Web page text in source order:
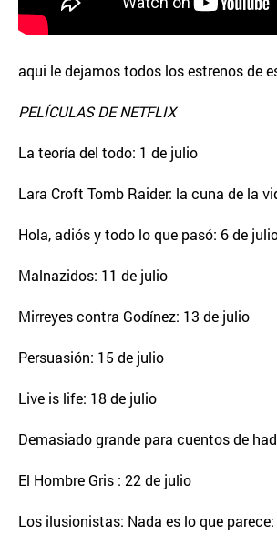
aqui le dejamos todos los estrenos de
PELÍCULAS DE NETFLIX
La teoría del todo: 1 de julio
Lara Croft Tomb Raider: la cuna de la
Hola, adiós y todo lo que pasó: 6 de
Malnazidos: 11 de julio
Mirreyes contra Godínez: 13 de julio
Persuasión: 15 de julio
Live is life: 18 de julio
Demasiado grande para cuentos de
El Hombre Gris : 22 de julio
Los ilusionistas: Nada es lo que